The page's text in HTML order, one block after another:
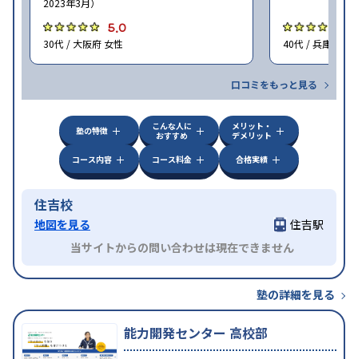
2023年3月）
5.0
30代 / 大阪府 女性 40代 / 兵庫県 女
口コミをもっと見る
塾の特徴
こんな人に
おすすめ
メリット・
デメリット
コース内容
コース料金 合格実績
住吉校
地図を見る
住吉駅
当サイトからの問い合わせは現在できません
塾の詳細を見る
能力開発センター 高校部